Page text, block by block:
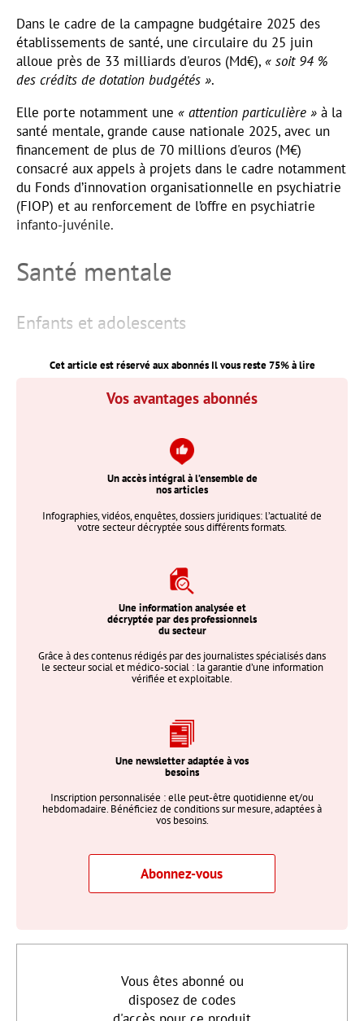
Dans le cadre de la campagne budgétaire 2025 des
établissements de santé, une circulaire du 25 juin
alloue près de 33 milliards d'euros (Md€), « soit 94 %
des crédits de dotation budgétés ».
Elle porte notamment une « attention particulière » à la
santé mentale, grande cause nationale 2025, avec un
financement de plus de 70 millions d'euros (M€)
consacré aux appels à projets dans le cadre notamment
du Fonds d’innovation organisationnelle en psychiatrie
(FIOP) et au renforcement de l’offre en psychiatrie
infanto-juvénile.
Santé mentale
Enfants et adolescents
Cet article est réservé aux abonnés Il vous reste75% à lire
Vos avantages abonnés
Un accès intégral à l’ensemble de
nos articles
Infographies, vidéos, enquêtes, dossiers juridiques: l’actualité de
votre secteur décryptée sous différents formats.
Une information analysée et
décryptée par des professionnels
du secteur
Grâce à des contenus rédigés par des journalistes spécialisés dans
le secteur social et médico-social : la garantie d’une information
vérifiée et exploitable.
Une newsletter adaptée à vos
besoins
Inscription personnalisée : elle peut-être quotidienne et/ou
hebdomadaire. Bénéficiez de conditions sur mesure, adaptées à
vos besoins.
Abonnez-vous
Vous êtes abonné ou
disposez de codes